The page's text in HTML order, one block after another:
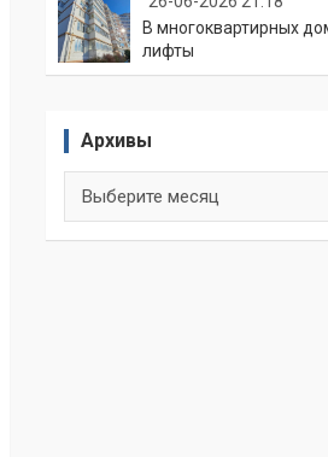
В многоквартирных
лифты
Архивы